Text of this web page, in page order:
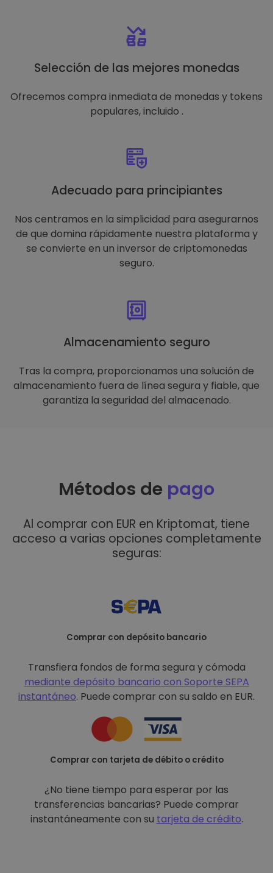
Selección de las mejores monedas
Ofrecemos compra inmediata de monedas y tokens
populares, incluido .
Adecuado para principiantes
Nos centramos en la simplicidad para asegurarnos
de que domina rápidamente nuestra plataforma y
se convierte en un inversor de criptomonedas
seguro.
Almacenamiento seguro
Tras la compra, proporcionamos una solución de
almacenamiento fuera de línea segura y fiable, que
garantiza la seguridad del almacenado.
Métodos de pago
Al comprar con EUR en Kriptomat, tiene
acceso a varias opciones completamente
seguras:
Comprar con depósito bancario
Transfiera fondos de forma segura y cómoda
mediante depósito bancario con Soporte SEPA
instantáneo. Puede comprar con su saldo en EUR.
Comprar con tarjeta de débito o crédito
¿No tiene tiempo para esperar por las
transferencias bancarias? Puede comprar
instantáneamente con su tarjeta de crédito.